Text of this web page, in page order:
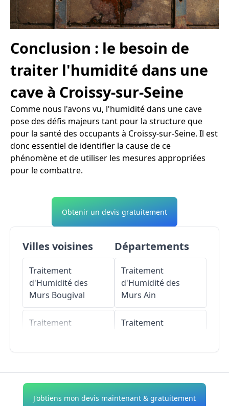
Conclusion : le besoin de
traiter l'humidité dans une
cave à Croissy-sur-Seine
Comme nous l'avons vu, l'humidité dans une cave
pose des défis majeurs tant pour la structure que
pour la santé des occupants à Croissy-sur-Seine. Il est
donc essentiel de identifier la cause de ce
phénomène et de utiliser les mesures appropriées
pour le combattre.
Obtenir un devis gratuitement
Villes voisines
Traitement
d'Humidité des
Murs Bougival
Traitement
Traitement
d'Humidité des
Murs Le Port-Marly
Départements
Traitement
d'Humidité des
Murs Ain
Traitement
Traitement
d'Humidité des
Murs Allier
J'obtiens mon devis maintenant & gratuitement